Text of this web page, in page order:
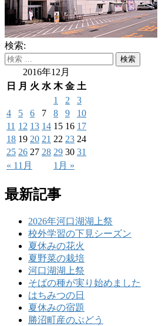
検索:
2016年12月
日
月 火 水 木 金 土
« 11月 1月 »
1 2
3
4
5 6 7 8 9
10
11 12 13 14 15 16 17
18 19 20 21 22 23 24
25 26 27 28 29 30 31
最新記事
2026年河口湖湖上祭
校外学習の下見シーズン
夏休みの花火
夏野菜の栽培
河口湖湖上祭
そばの種が実り始めました
はちみつの日
夏休みの宿題
勝沼町産のぶどう